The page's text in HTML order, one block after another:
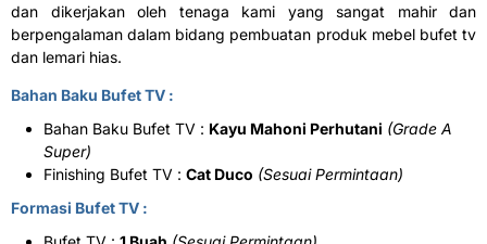
dan dikerjakan oleh tenaga kami yang sangat mahir dan
berpengalaman dalam bidang pembuatan produk mebel bufet tv
dan lemari hias.
Bahan Baku Bufet TV :
Bahan Baku Bufet TV : Kayu Mahoni Perhutani (Grade A
Super)
Finishing Bufet TV : Cat Duco (Sesuai Permintaan)
Formasi Bufet TV :